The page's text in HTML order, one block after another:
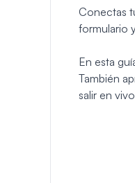
Conectas
formulario
En esta
También
salir en